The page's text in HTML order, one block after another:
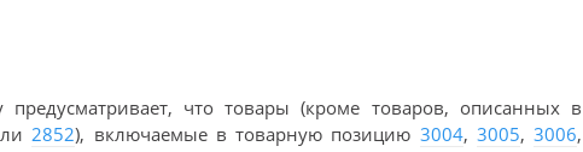
что товары (кроме товаров, описанных в
2852), включаемые в товарную позицию 3004, 3005,3006,